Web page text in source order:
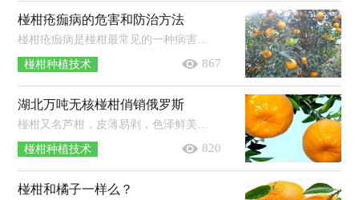
椪柑疮痂病的危害和防治方法
椪柑疮痂病是椪柑最常见的一种病害，该病主要为害叶片、枝梢和果实等幼嫩组织，严重时引起大量幼果和叶片扭曲变形甚至脱落，明显减弱树...
椪柑种植技术 867
湖北万吨无核椪柑俏销俄罗斯
椪柑种植技术 820
椪柑和橘子一样么？